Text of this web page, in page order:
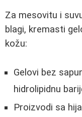
Za mesovitu i
blagi, kremasti
kožu:
Gelovi bez
hidrolipidnu
Proizvodi sa